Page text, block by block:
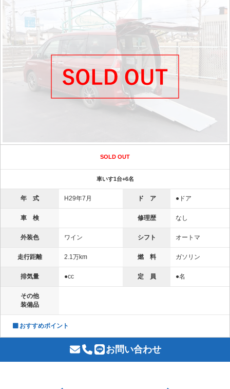
SOLD OUT
車いす1台+6名
年 式 H29年7月 ド ア ●ドア
車 検 修理歴 なし
外装色 ワイン シフト オートマ
走行距離 2.1万km 燃 料 ガソリン
排気量 ●cc 定 員 ●名
その他
装備品
おすすめポイント
お問い合わせ